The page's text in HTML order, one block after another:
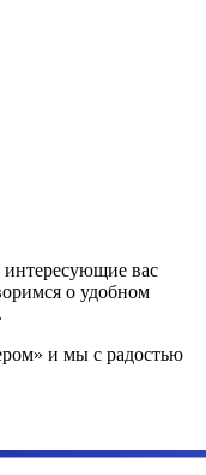
вас
о удобном
и мы с радостью